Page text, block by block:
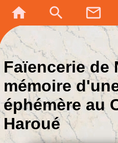
home search mail_outline
Faïencerie de
mémoire
éphémère au
Haroué